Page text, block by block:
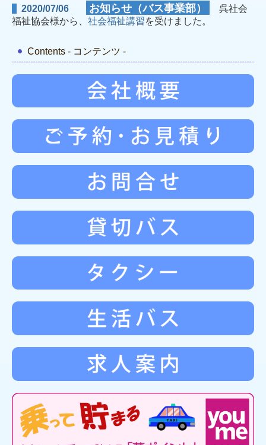
Contents - コンテンツ -
2020/07/06 お知らせ（バス事業部）
呉社会
福祉協会様から、 社会福祉講習を受けました。